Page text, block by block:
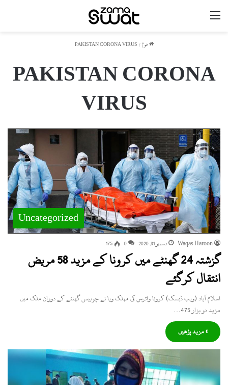
ھوم /
PAKISTAN CORONA VIRUS
PAKISTAN CORONA
VIRUS
Uncategorized
Waqas Haroon دسمبر 31, 2020 0
175
گزشتہ 24 گھنٹے میں کرونا کے مزید 58 مریض
انتقال کرگئے
اسلام آباد (ویب ڈیسک) کرونا وائرس کی مہلک وبا نے چوبیس گھنٹے کے دوران ملک میں
مزید دو ہزار 475…
» مزید پڑھیں